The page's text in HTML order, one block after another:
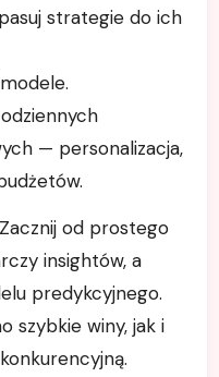
strategie do ich
— personalizacja,
Zacznij od prostego
insightów, a
predykcyjnego.
szybkie winy, jak i